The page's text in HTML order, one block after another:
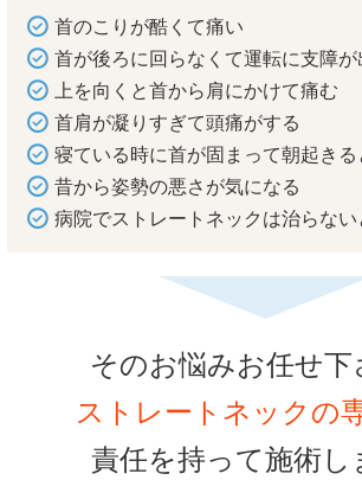
首のこりが酷くて痛い
首が後ろに回らなくて運転に支障が
上を向くと首から肩にかけて痛む
首肩が凝りすぎて頭痛がする
寝ている時に首が固まって朝起きる
昔から姿勢の悪さが気になる
病院でストレートネックは治らない
そのお悩みお任せ下
ストレートネックの
責任を持って施術し